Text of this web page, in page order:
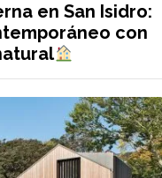
en San Isidro:
con